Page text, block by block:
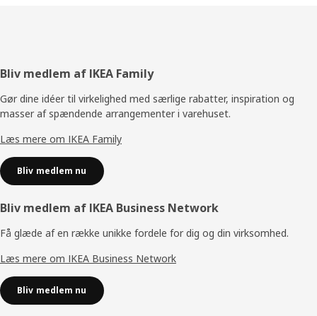
Footer
Bliv medlem af IKEA Family
Gør dine idéer til virkelighed med særlige rabatter, inspiration og
masser af spændende arrangementer i varehuset.
Læs mere om IKEA Family
Bliv medlem nu
Bliv medlem af IKEA Business Network
Få glæde af en række unikke fordele for dig og din virksomhed.
Læs mere om IKEA Business Network
Bliv medlem nu